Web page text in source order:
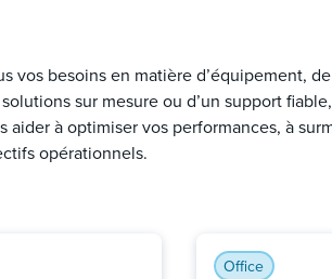
vos besoins en matière d’équipement,
sur mesure ou d’un support
aider à optimiser vos performances, à
opérationnels.
Office